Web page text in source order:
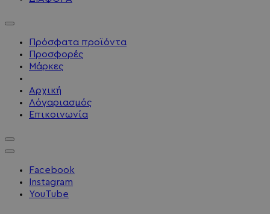
Πρόσφατα προϊόντα
Προσφορές
Μάρκες
Αρχική
Λόγαριασμός
Επικοινωνία
Facebook
Instagram
YouTube